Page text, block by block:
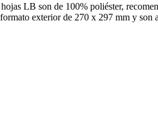
LB son de 100% poliéster,
exterior de 270 x 297 mm y son